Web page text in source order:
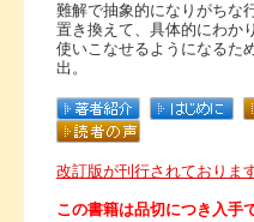
難解で抽象的になりがちな
置き換えて、具体的にわか
使いこなせるようになるた
出。
改訂版が刊行されておりま
この書籍は品切につき入手